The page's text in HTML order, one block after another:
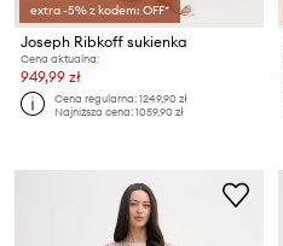
extra -5% z kodem: OFF*
Joseph Ribkoff sukienka
Cena aktualna:
949,99 zł
Cena regularna:1249,90 zł
Najniższa cena:1059,90 zł